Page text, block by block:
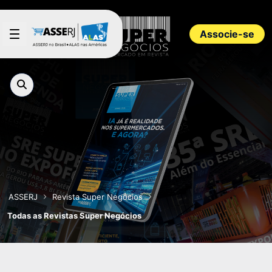
Pular para o Conteúdo principal
Associe-se
ASSERJ
Revista Super Negócios
Todas as Revistas Super Negócios